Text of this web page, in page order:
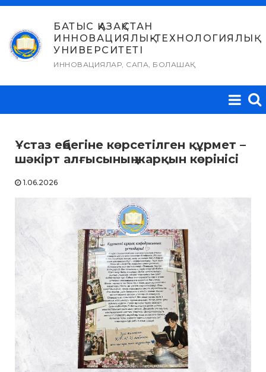
Skip
content
БАТЫС ҚАЗАҚСТАН
ИННОВАЦИЯЛЫҚ-ТЕХНОЛОГИЯЛЫҚ
УНИВЕРСИТЕТІ
ИННОВАЦИЯЛАР, САПА, БОЛАШАҚ
Ұстаз еңбегіне көрсетілген құрмет –
шәкірт алғысының жарқын көрінісі
1.06.2026